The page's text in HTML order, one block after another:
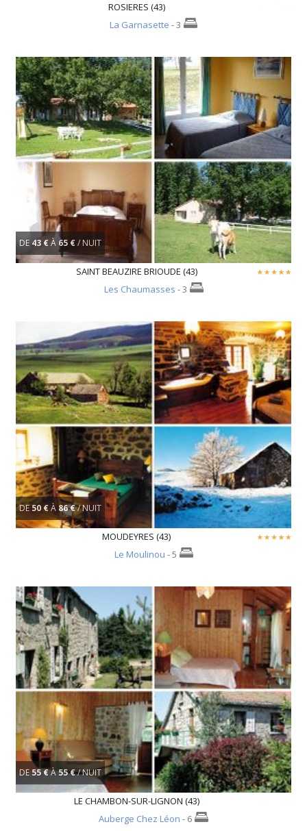
ROSIERES (43)
La Garnasette - 3
DE43 €À 65 €/ NUIT
SAINT BEAUZIRE BRIOUDE (43)
Les Chaumasses - 3
DE 50 €À 86 €/ NUIT
MOUDEYRES (43)
Le Moulinou - 5
DE55 €À55 €/ NUIT
LE CHAMBON-SUR-LIGNON (43)
Auberge Chez Léon - 6